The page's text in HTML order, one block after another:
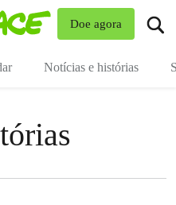
Doe agora
Notícias e histórias